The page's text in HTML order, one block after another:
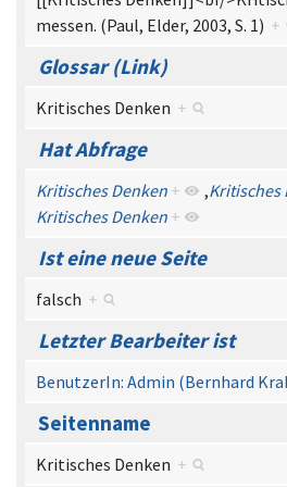
messen. (Paul, Elder, 2003, S. 1) +
Glossar (Link)
Kritisches Denken +
Hat Abfrage
Kritisches Denken + ,Kritisches
Kritisches Denken +
Ist eine neue Seite
falsch +
Letzter Bearbeiter ist
BenutzerIn: Admin (Bernhard
Seitenname
Kritisches Denken +